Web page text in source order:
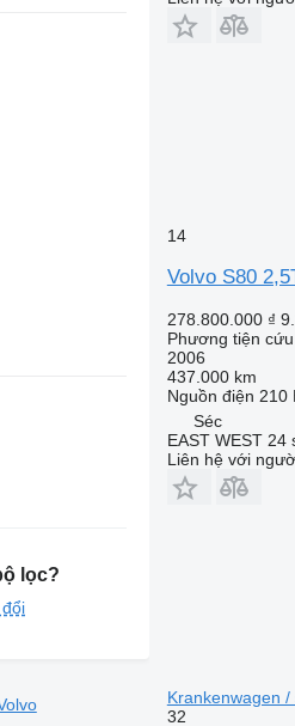
lọc?
14
Volvo S80
278.800.000 ₫
Phương tiện
2006
437.000 km
Nguồn điện 210
Séc
EAST WEST 24
Liên hệ với
Krankenwagen
32